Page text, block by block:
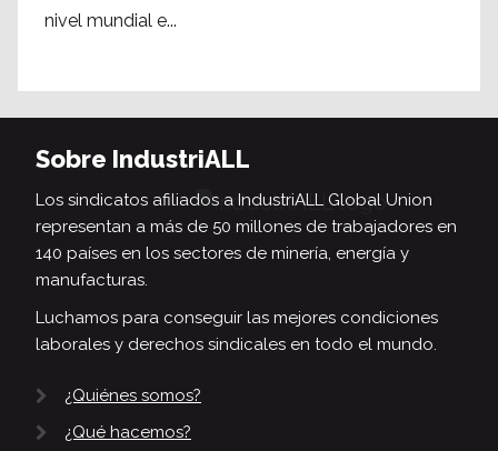
nivel mundial e...
Sobre IndustriALL
Los sindicatos afiliados a IndustriALL Global Union
representan a más de 50 millones de trabajadores en
140 países en los sectores de minería, energía y
manufacturas.
Luchamos para conseguir las mejores condiciones
laborales y derechos sindicales en todo el mundo.
¿Quiénes somos?
¿Qué hacemos?